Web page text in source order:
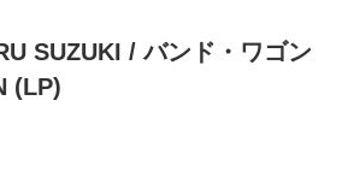
SUZUKI / バンド・ワゴン
(LP)